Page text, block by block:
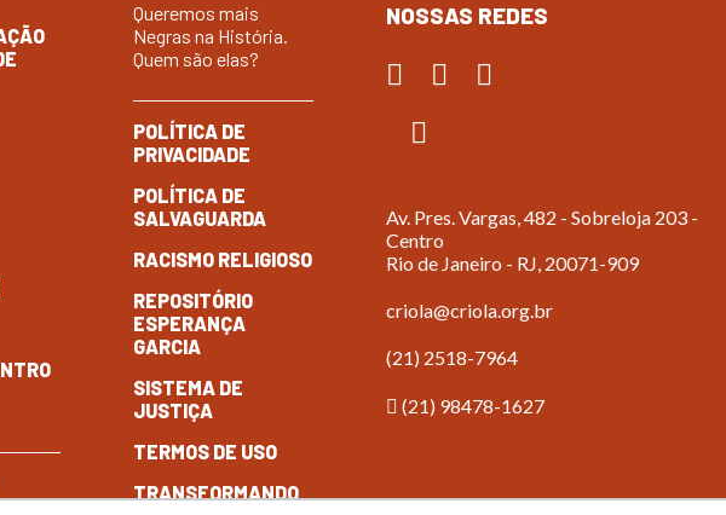
Queremos mais
Negras na História.
Quem são elas?
POLÍTICA DE
PRIVACIDADE
POLÍTICA DE
SALVAGUARDA
RACISMO RELIGIOSO
REPOSITÓRIO
ESPERANÇA
GARCIA
SISTEMA DE
JUSTIÇA
TERMOS DE USO
TRANSFORMANDO
NOSSAS REDES
Av. Pres. Vargas, 482 - Sobreloja 203 -
Centro
Rio de Janeiro - RJ, 20071-909
criola@criola.org.br
(21) 2518-7964
(21) 98478-1627